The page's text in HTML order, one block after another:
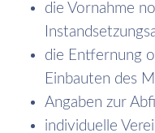
die Vornahme
die Entfernung
Einbauten des
Angaben zur
individuelle